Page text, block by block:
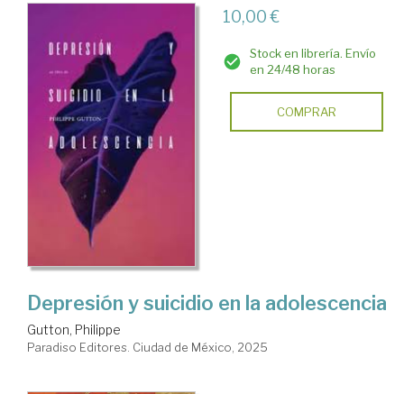
10,00 €
Stock en librería. Envío
en 24/48 horas
COMPRAR
Depresión y suicidio en la adolescencia
Gutton, Philippe
Paradiso Editores. Ciudad de México, 2025